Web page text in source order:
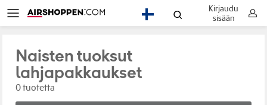
Kirjaudu
sisään
Naisten tuoksut
lahjapakkaukset
0 tuotetta